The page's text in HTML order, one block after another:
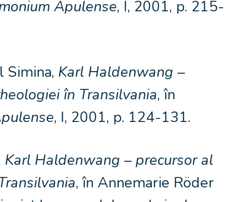
Apulense, I, 2001, p. 215-
Simina, Karl Haldenwang –
în Transilvania, în
, I, 2001, p. 124-131.
Karl Haldenwang – precursor al
, în Annemarie Röder